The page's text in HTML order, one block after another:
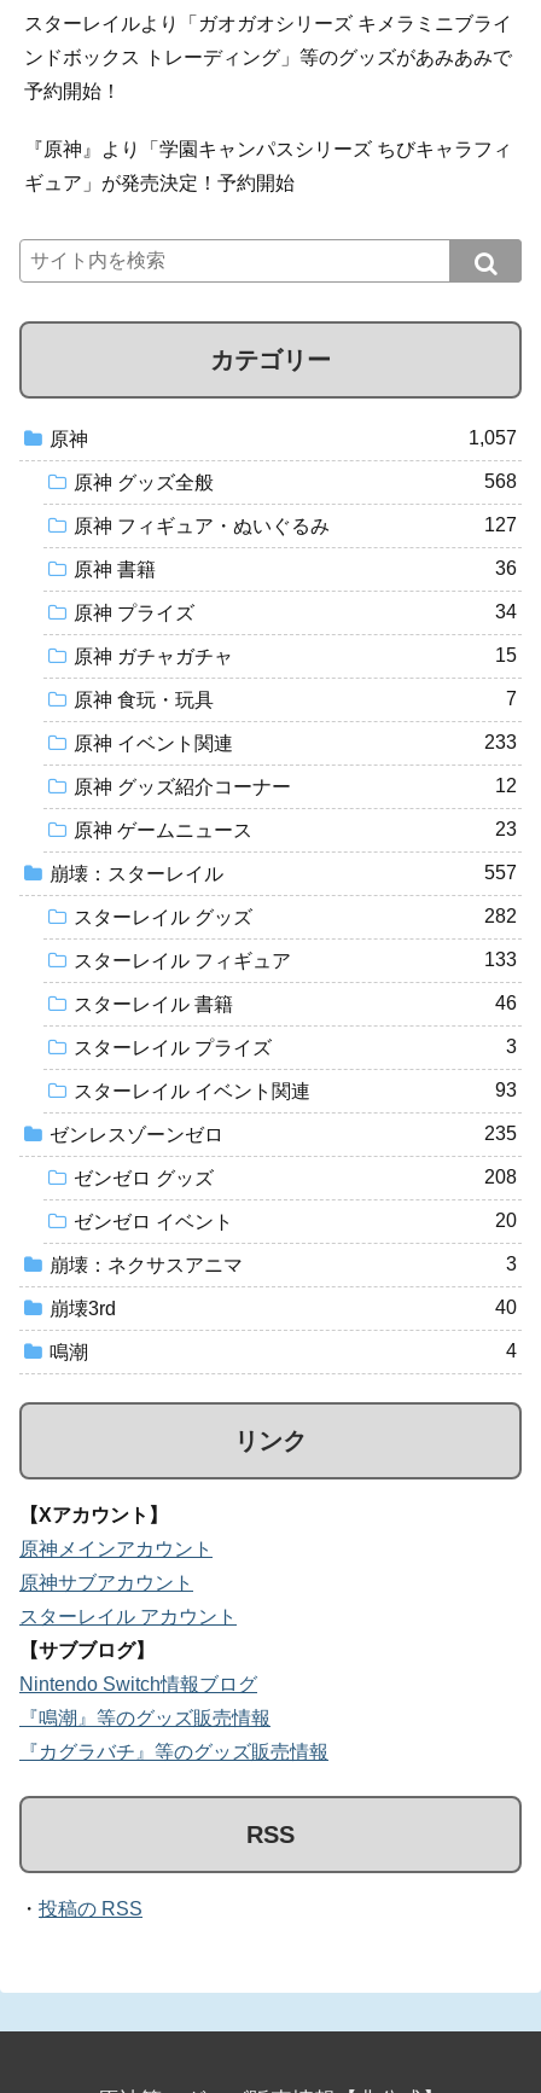
スターレイルより「ガオガオシリーズ キメラミニブライ
ンドボックス トレーディング」等のグッズがあみあみで
予約開始！
『原神』より「学園キャンパスシリーズ ちびキャラフィ
ギュア」が発売決定！予約開始
カテゴリー
原神 1,057
原神 グッズ全般 568
原神 フィギュア・ぬいぐるみ 127
原神 書籍 36
原神 プライズ 34
原神 ガチャガチャ 15
原神 食玩・玩具 7
原神 イベント関連 233
原神 グッズ紹介コーナー 12
原神 ゲームニュース 23
崩壊：スターレイル 557
スターレイル グッズ 282
スターレイル フィギュア 133
スターレイル 書籍 46
スターレイル プライズ 3
スターレイル イベント関連 93
ゼンレスゾーンゼロ 235
ゼンゼロ グッズ 208
ゼンゼロ イベント 20
崩壊：ネクサスアニマ 3
崩壊3rd 40
鳴潮 4
リンク
【Xアカウント】
原神メインアカウント
原神サブアカウント
スターレイル アカウント
【サブブログ】
Nintendo Switch情報ブログ
『鳴潮』等のグッズ販売情報
『カグラバチ』等のグッズ販売情報
RSS
・ 投稿の RSS